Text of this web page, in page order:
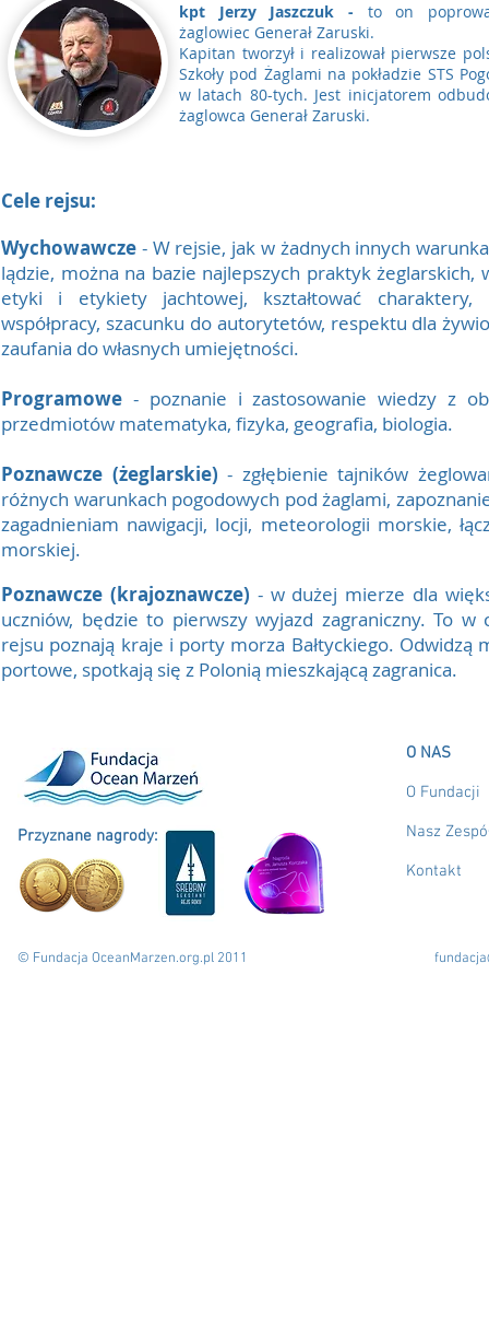
kpt Jerzy Jaszczuk - to on
żaglowiec Generał Zaruski.
Kapitan tworzył i realizował pierwsze
Szkoły pod Żaglami na pokładzie STS
w latach 80-tych. Jest inicjatorem
żaglowca Generał Zaruski.
Cele rejsu:
Wychowawcze - W rejsie, jak w żadnych innych
lądzie, można na bazie najlepszych praktyk żeglarskich,
etyki i etykiety jachtowej, kształtować charaktery,
współpracy, szacunku do autorytetów, respektu dla
zaufania do własnych umiejętności.
Programowe - poznanie i zastosowanie wiedzy z
przedmiotów matematyka, fizyka, geografia, biologia.
Poznawcze (żeglarskie) - zgłębienie tajników
różnych warunkach pogodowych pod żaglami,
zagadnieniam nawigacji, locji, meteorologii morskie,
morskiej.
Poznawcze (krajoznawcze) - w dużej mierze dla
uczniów, będzie to pierwszy wyjazd zagraniczny. To w
rejsu poznają kraje i porty morza Bałtyckiego. Odwidzą
portowe, spotkają się z Polonią mieszkającą zagranica.
Przyznane nagrody:
© Fundacja OceanMarzen.org.pl 2011
O NAS
O Fundacji
Nasz
Kontakt